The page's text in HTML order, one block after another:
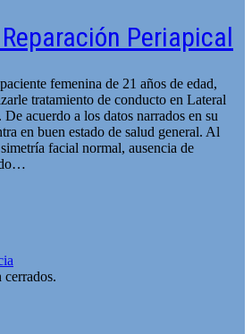
Periapical
femenina de 21 años de edad,
tratamiento de conducto en Lateral
acuerdo a los datos narrados en su
en buen estado de salud general. Al
facial normal, ausencia de
cerrados.